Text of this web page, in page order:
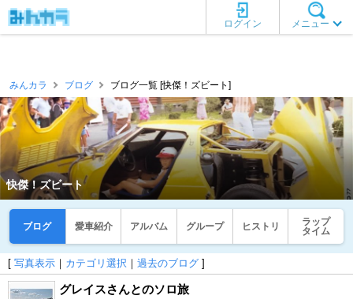
メニュー
ログイン
みんカラ ブログ ブログ一覧 [快傑！ズビート]
快傑！ズビート
ブログ 愛車紹介 アルバム グループ ヒストリ
ラップ
タイム
[ 写真表示 ｜ カテゴリ選択 ｜ 過去のブログ ]
グレイスさんとのソロ旅